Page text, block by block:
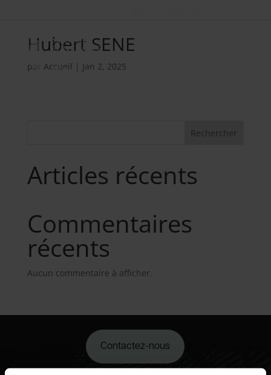
Hubert SENE
par Accueil | Jan 2, 2025
Rechercher
Articles récents
Commentaires
récents
Aucun commentaire à afficher.
Contactez-nous